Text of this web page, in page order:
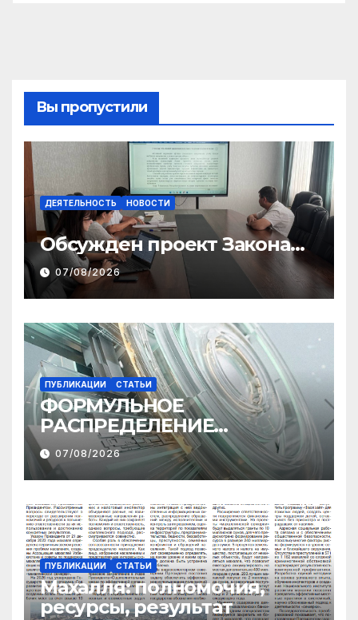
Вы пропустили
ДЕЯТЕЛЬНОСТЬ НОВОСТИ
Обсужден проект Закона
«О финансовом штрафе»
07/08/2026
ПУБЛИКАЦИИ СТАТЬИ
ФОРМУЛЬНОЕ
РАСПРЕДЕЛЕНИЕ
МЕЖБЮДЖЕТНЫХ
ТРАНСФЕРТОВ
07/08/2026
ПУБЛИКАЦИИ СТАТЬИ
Махалля:полномочия,
ресурсы, результат